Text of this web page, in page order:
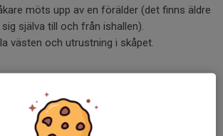
möts upp av en förälder (det finns äldre
själva till och från ishallen).
västen och utrustning i skåpet.
du inte själv kan svara på, hänvisa
som nås via mail